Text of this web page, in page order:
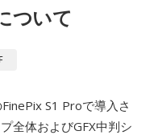
ついて
S1 Proで導入さ
全体およびGFX中判シ